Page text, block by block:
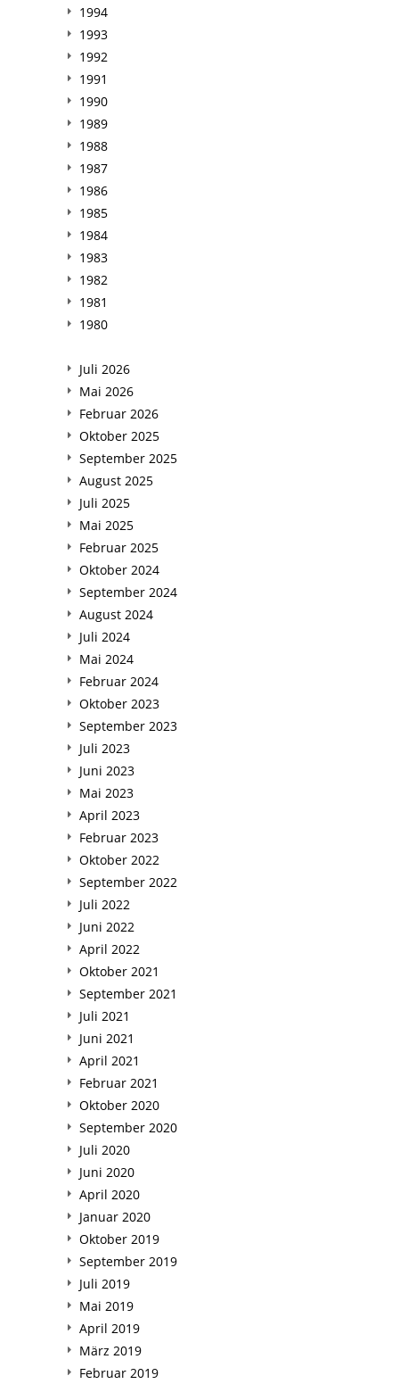
1994
1993
1992
1991
1990
1989
1988
1987
1986
1985
1984
1983
1982
1981
1980
Juli 2026
Mai 2026
Februar 2026
Oktober 2025
September 2025
August 2025
Juli 2025
Mai 2025
Februar 2025
Oktober 2024
September 2024
August 2024
Juli 2024
Mai 2024
Februar 2024
Oktober 2023
September 2023
Juli 2023
Juni 2023
Mai 2023
April 2023
Februar 2023
Oktober 2022
September 2022
Juli 2022
Juni 2022
April 2022
Oktober 2021
September 2021
Juli 2021
Juni 2021
April 2021
Februar 2021
Oktober 2020
September 2020
Juli 2020
Juni 2020
April 2020
Januar 2020
Oktober 2019
September 2019
Juli 2019
Mai 2019
April 2019
März 2019
Februar 2019